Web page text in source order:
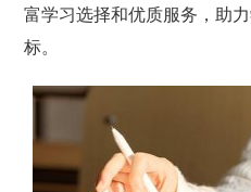
富学习选择和优质服务，助
标。